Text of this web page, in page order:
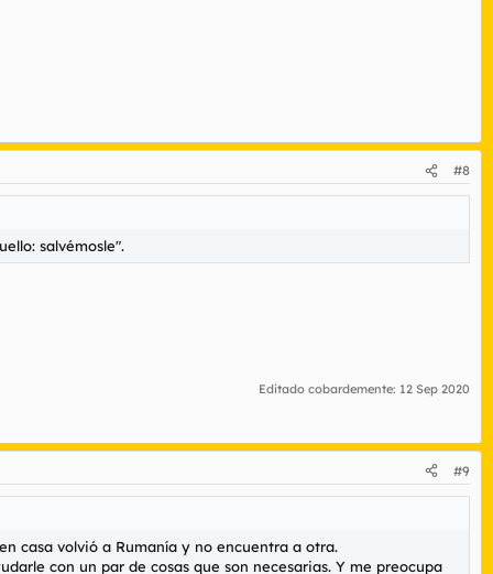
#8
salvémosle".
Editado cobardemente: 12 Sep 2020
#9
casa volvió a Rumanía y no encuentra a otra.
con un par de cosas que son necesarias. Y me preocupa